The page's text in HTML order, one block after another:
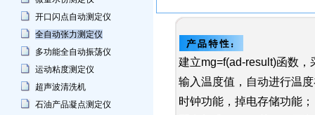
开口闪点自动测定仪
全自动张力测定仪
多功能全自动振荡仪
运动粘度测定仪
超声波清洗机
石油产品凝点测定仪
建立mg=f(ad-result)函数
输入温度值，自动进行温
时钟功能，掉电存储功能；